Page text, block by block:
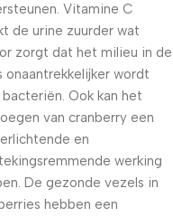
Vitamine C
de urine zuurder wat
zorgt dat het milieu in de
onaantrekkelijker wordt
Ook kan het
van cranberry een
en
werking
De gezonde vezels in
hebben een